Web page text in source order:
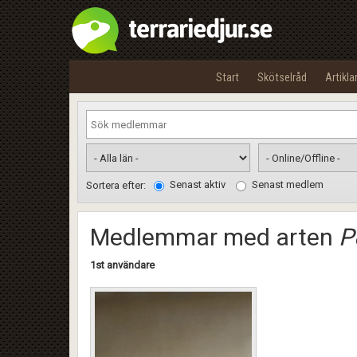
Start Skötselråd Artiklar
Sortera efter: Senast aktiv Senast medlem
Medlemmar med arten
1st användare